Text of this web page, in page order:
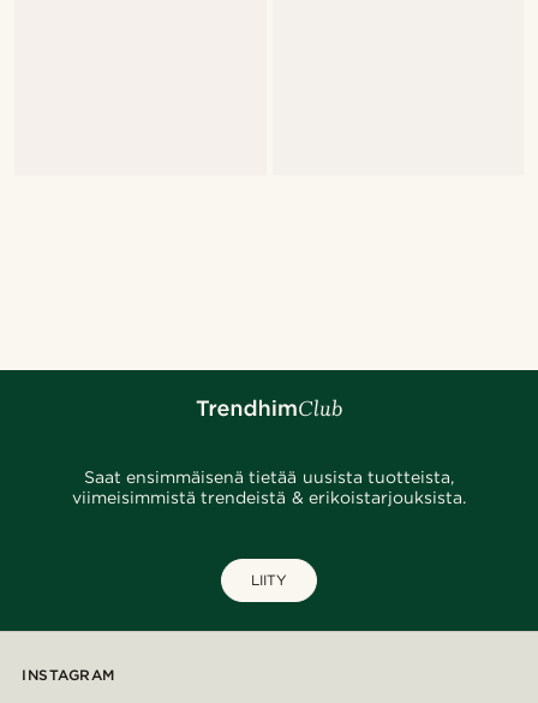
Saat ensimmäisenä tietää uusista tuotteista,
viimeisimmistä trendeistä & erikoistarjouksista.
LIITY
INSTAGRAM